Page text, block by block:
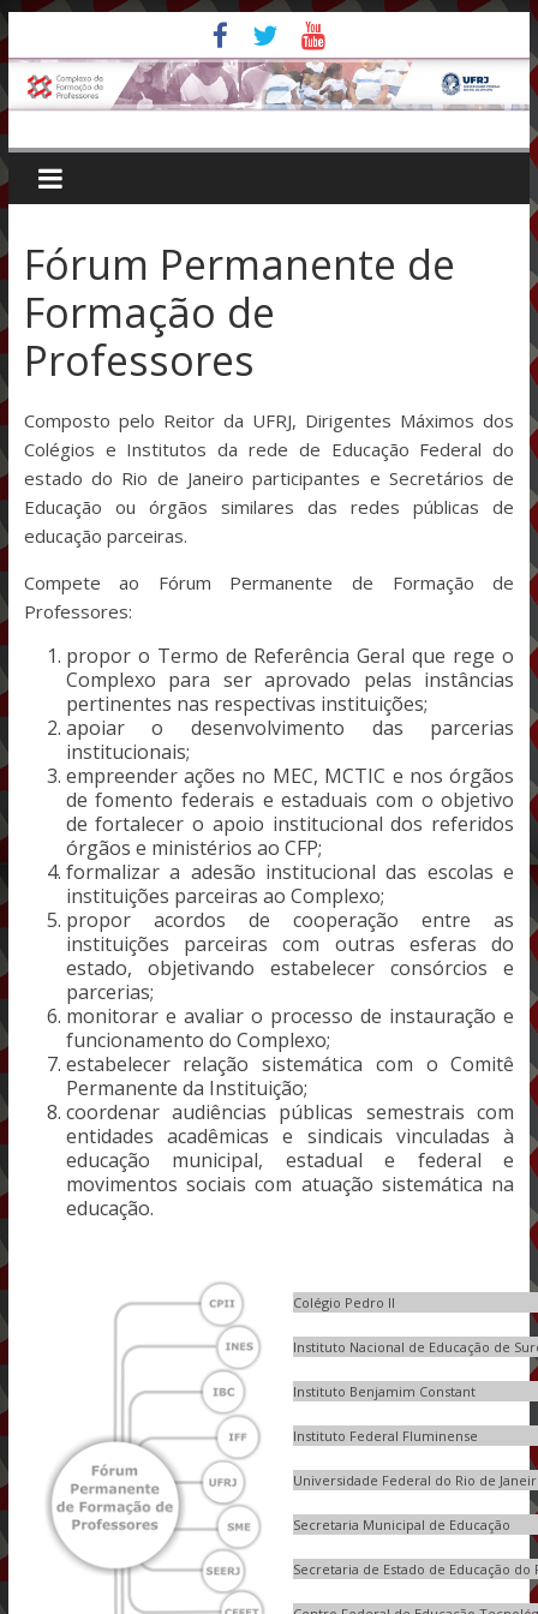
para
conteúdo
Fórum Permanente de
Formação de
Professores
Composto pelo Reitor da UFRJ, Dirigentes Máximos dos
Colégios e Institutos da rede de Educação Federal do
estado do Rio de Janeiro participantes e Secretários de
Educação ou órgãos similares das redes públicas de
educação parceiras.
Compete ao Fórum Permanente de Formação de
Professores:
propor o Termo de Referência Geral que rege o
Complexo para ser aprovado pelas instâncias
pertinentes nas respectivas instituições;
apoiar o desenvolvimento das parcerias
institucionais;
empreender ações no MEC, MCTIC e nos órgãos
de fomento federais e estaduais com o objetivo
de fortalecer o apoio institucional dos referidos
órgãos e ministérios ao CFP;
formalizar a adesão institucional das escolas e
instituições parceiras ao Complexo;
propor acordos de cooperação entre as
instituições parceiras com outras esferas do
estado, objetivando estabelecer consórcios e
parcerias;
monitorar e avaliar o processo de instauração e
funcionamento do Complexo;
estabelecer relação sistemática com o Comitê
Permanente da Instituição;
coordenar audiências públicas semestrais com
entidades acadêmicas e sindicais vinculadas à
educação municipal, estadual e federal e
movimentos sociais com atuação sistemática na
educação.
Colégio Pedro II
Instituto Nacional de Educação de
Instituto Benjamim Constant
Instituto Federal Fluminense
Universidade Federal do Rio de
Secretaria Municipal de Educação
Secretaria de Estado de Educação do